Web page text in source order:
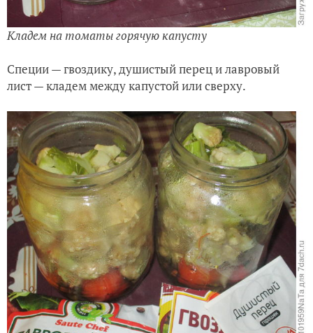
Кладем на томаты горячую капусту
Специи — гвоздику, душистый перец и лавровый
лист — кладем между капустой или сверху.